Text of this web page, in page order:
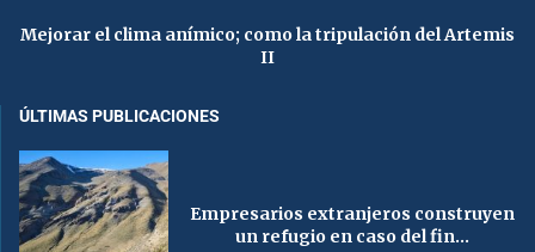
Mejorar el clima anímico; como la tripulación del Artemis
II
ÚLTIMAS PUBLICACIONES
Empresarios extranjeros construyen
un refugio en caso del fin...